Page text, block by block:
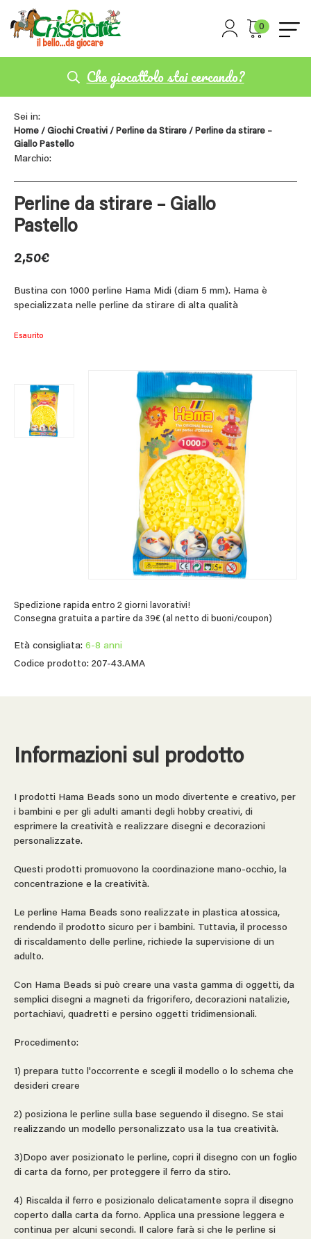
0
Che giocattolo stai cercando?
Sei in:
Home / Giochi Creativi / Perline da Stirare / Perline da stirare –
Giallo Pastello
Marchio:
Perline da stirare – Giallo
Pastello
2,50€
Bustina con 1000 perline Hama Midi (diam 5 mm). Hama è
specializzata nelle perline da stirare di alta qualità
Esaurito
Spedizione rapida entro 2 giorni lavorativi!
Consegna gratuita a partire da 39€ (al netto di buoni/coupon)
Età consigliata: 6-8 anni
Codice prodotto: 207-43.AMA
Informazioni sul prodotto
I prodotti Hama Beads sono un modo divertente e creativo, per
i bambini e per gli adulti amanti degli hobby creativi, di
esprimere la creatività e realizzare disegni e decorazioni
personalizzate.
Questi prodotti promuovono la coordinazione mano-occhio, la
concentrazione e la creatività.
Le perline Hama Beads sono realizzate in plastica atossica,
rendendo il prodotto sicuro per i bambini. Tuttavia, il processo
di riscaldamento delle perline, richiede la supervisione di un
adulto.
Con Hama Beads si può creare una vasta gamma di oggetti, da
semplici disegni a magneti da frigorifero, decorazioni natalizie,
portachiavi, quadretti e persino oggetti tridimensionali.
Procedimento:
1) prepara tutto l'occorrente e scegli il modello o lo schema che
desideri creare
2) posiziona le perline sulla base seguendo il disegno. Se stai
realizzando un modello personalizzato usa la tua creatività.
3)Dopo aver posizionato le perline, copri il disegno con un foglio
di carta da forno, per proteggere il ferro da stiro.
4) Riscalda il ferro e posizionalo delicatamente sopra il disegno
coperto dalla carta da forno. Applica una pressione leggera e
continua per alcuni secondi. Il calore farà si che le perline si